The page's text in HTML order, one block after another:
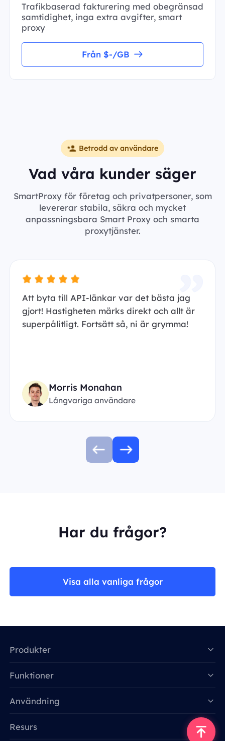
Trafikbaserad fakturering med obegränsad
samtidighet, inga extra avgifter, smart
proxy
Från $-/GB
Betrodd av användare
Vad våra kunder säger
SmartProxy för företag och privatpersoner, som
levererar stabila, säkra och mycket
anpassningsbara Smart Proxy och smarta
proxytjänster.
Att byta till API-länkar var det bästa jag
gjort! Hastigheten märks direkt och allt är
superpålitligt. Fortsätt så, ni är grymma!
Morris Monahan
Långvariga användare
Har du frågor?
Visa alla vanliga frågor
Produkter
Funktioner
Användning
Resurs